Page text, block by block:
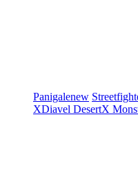
Panigalenew
XDiavel DesertX